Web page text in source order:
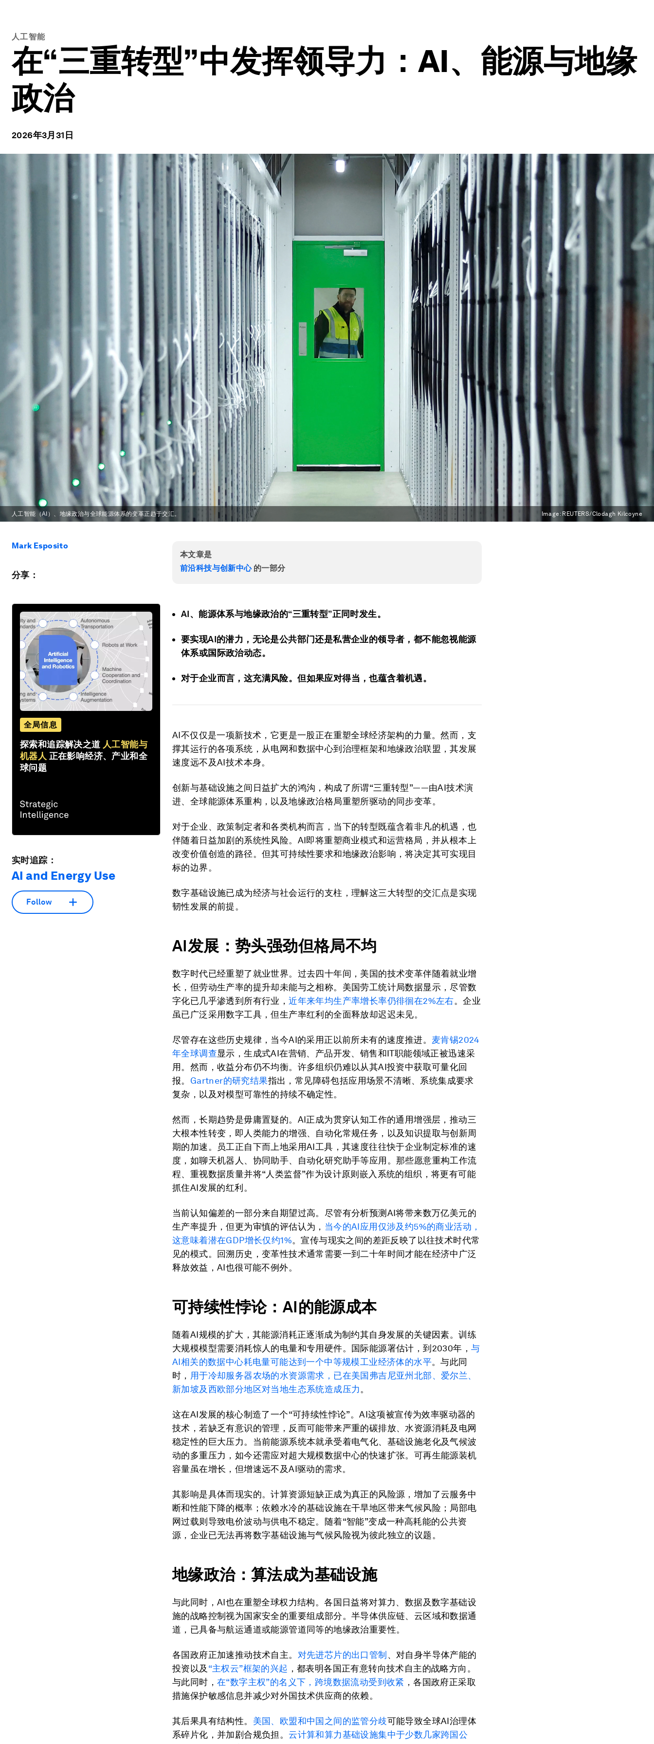
人工智能
在“三重转型”中发挥领导力：AI、能源与地缘
政治
2026年3月31日
人工智能（AI）、地缘政治与全球能源体系的变革正趋于交汇。 Image: REUTERS/Clodagh Kilcoyne
Mark Esposito
分享：
全局信息
探索和追踪解决之道 人工智能与
机器人 正在影响经济、产业和全
球问题
实时追踪：
AI and Energy Use
Follow
本文章是
前沿科技与创新中心的一部分
AI、能源体系与地缘政治的“三重转型”正同时发生。
要实现AI的潜力，无论是公共部门还是私营企业的领导者，都不能忽视能源
体系或国际政治动态。
对于企业而言，这充满风险。但如果应对得当，也蕴含着机遇。
AI不仅仅是一项新技术，它更是一股正在重塑全球经济架构的力量。然而，支
撑其运行的各项系统，从电网和数据中心到治理框架和地缘政治联盟，其发展
速度远不及AI技术本身。
创新与基础设施之间日益扩大的鸿沟，构成了所谓“三重转型”——由AI技术演
进、全球能源体系重构，以及地缘政治格局重塑所驱动的同步变革。
对于企业、政策制定者和各类机构而言，当下的转型既蕴含着非凡的机遇，也
伴随着日益加剧的系统性风险。AI即将重塑商业模式和运营格局，并从根本上
改变价值创造的路径。但其可持续性要求和地缘政治影响，将决定其可实现目
标的边界。
数字基础设施已成为经济与社会运行的支柱，理解这三大转型的交汇点是实现
韧性发展的前提。
AI发展：势头强劲但格局不均
数字时代已经重塑了就业世界。过去四十年间，美国的技术变革伴随着就业增
长，但劳动生产率的提升却未能与之相称。美国劳工统计局数据显示，尽管数
字化已几乎渗透到所有行业，近年来年均生产率增长率仍徘徊在2%左右。企业
虽已广泛采用数字工具，但生产率红利的全面释放却迟迟未见。
尽管存在这些历史规律，当今AI的采用正以前所未有的速度推进。 麦肯锡2024
年全球调查显示，生成式AI在营销、产品开发、销售和IT职能领域正被迅速采
用。然而，收益分布仍不均衡。许多组织仍难以从其AI投资中获取可量化回
报。 Gartner的研究结果指出，常见障碍包括应用场景不清晰、系统集成要求
复杂，以及对模型可靠性的持续不确定性。
然而，长期趋势是毋庸置疑的。AI正成为贯穿认知工作的通用增强层，推动三
大根本性转变，即人类能力的增强、自动化常规任务，以及知识提取与创新周
期的加速。员工正自下而上地采用AI工具，其速度往往快于企业制定标准的速
度，如聊天机器人、协同助手、自动化研究助手等应用。那些愿意重构工作流
程、重视数据质量并将“人类监督”作为设计原则嵌入系统的组织，将更有可能
抓住AI发展的红利。
当前认知偏差的一部分来自期望过高。尽管有分析预测AI将带来数万亿美元的
生产率提升，但更为审慎的评估认为， 当今的AI应用仅涉及约5%的商业活动，
这意味着潜在GDP增长仅约1%。宣传与现实之间的差距反映了以往技术时代常
见的模式。回溯历史，变革性技术通常需要一到二十年时间才能在经济中广泛
释放效益，AI也很可能不例外。
可持续性悖论：AI的能源成本
随着AI规模的扩大，其能源消耗正逐渐成为制约其自身发展的关键因素。训练
大规模模型需要消耗惊人的电量和专用硬件。国际能源署估计，到2030年， 与
AI相关的数据中心耗电量可能达到一个中等规模工业经济体的水平。与此同
时， 用于冷却服务器农场的水资源需求，已在美国 弗吉尼亚州北部、爱尔兰、
新加坡及西欧部分地区对当地生态系统造成压力。
这在AI发展的核心制造了一个“可持续性悖论”。AI这项被宣传为效率驱动器的
技术，若缺乏有意识的管理，反而可能带来严重的碳排放、水资源消耗及电网
稳定性的巨大压力。当前能源系统本就承受着电气化、基础设施老化及气候波
动的多重压力，如今还需应对超大规模数据中心的快速扩张。可再生能源装机
容量虽在增长，但增速远不及AI驱动的需求。
其影响是具体而现实的。计算资源短缺正成为真正的风险源，增加了云服务中
断和性能下降的概率；依赖水冷的基础设施在干旱地区带来气候风险；局部电
网过载则导致电价波动与供电不稳定。随着“智能”变成一种高耗能的公共资
源，企业已无法再将数字基础设施与气候风险视为彼此独立的议题。
地缘政治：算法成为基础设施
与此同时，AI也在重塑全球权力结构。各国日益将对算力、数据及数字基础设
施的战略控制视为国家安全的重要组成部分。半导体供应链、云区域和数据通
道，已具备与航运通道或能源管道同等的地缘政治重要性。
各国政府正加速推动技术自主。 对先进芯片的出口管制 、对自身半导体产能的
投资以及 “主权云”框架的兴起 ，都表明各国正有意转向技术自主的战略方向。
与此同时， 在“数字主权”的名义下，跨境数据流动受到收紧 ，各国政府正采取
措施保护敏感信息并减少对外国技术供应商的依赖。
其后果具有结构性。 美国、欧盟和中国之间的监管分歧可能导致全球AI治理体
系碎片化，并加剧合规负担。 云计算和算力基础设施集中于少数几家跨国公